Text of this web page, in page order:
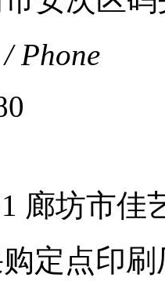
/ Phone
廊坊市
定点印